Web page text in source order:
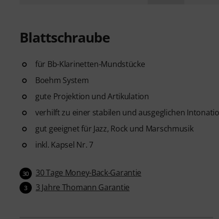
Blattschraube
für Bb-Klarinetten-Mundstücke
Boehm System
gute Projektion und Artikulation
verhilft zu einer stabilen und ausgeglichen
gut geeignet für Jazz, Rock und Marschmusik
inkl. Kapsel Nr. 7
30 30 Tage Money-Back-Garantie
3 3 Jahre Thomann Garantie